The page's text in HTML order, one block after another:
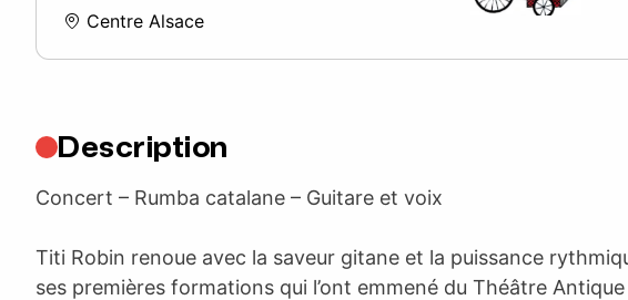
Centre Alsace
Description
Concert – Rumba catalane – Guitare et voix
Titi Robin renoue avec la saveur gitane et la puissance
ses premières formations qui l’ont emmené du Théâtre Antique